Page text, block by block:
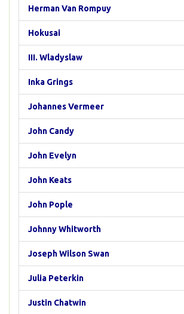
Herman Van Rompuy
Hokusai
III. Wladyslaw
Inka Grings
Johannes Vermeer
John Candy
John Evelyn
John Keats
John Pople
Johnny Whitworth
Joseph Wilson Swan
Julia Peterkin
Justin Chatwin